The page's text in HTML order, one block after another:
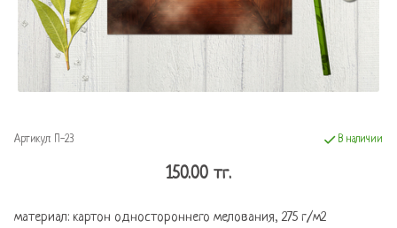
Артикул: П-23 В наличии
150.00 тг.
материал: картон одностороннего мелования, 275 г/м2